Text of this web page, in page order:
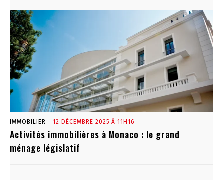
IMMOBILIER 12 DÉCEMBRE 2025 À 11H16
Activités immobilières à Monaco : le grand
ménage législatif